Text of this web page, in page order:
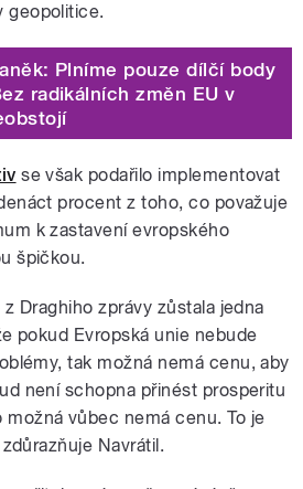
geopolitice.
Plníme pouze dílčí body
radikálních změn EU v
se však podařilo implementovat
procent z toho, co považuje
k zastavení evropského
špičkou.
Draghiho zprávy zůstala jedna
pokud Evropská unie nebude
tak možná nemá cenu, aby
není schopna přinést prosperitu
vůbec nemá cenu. To je
Navrátil.